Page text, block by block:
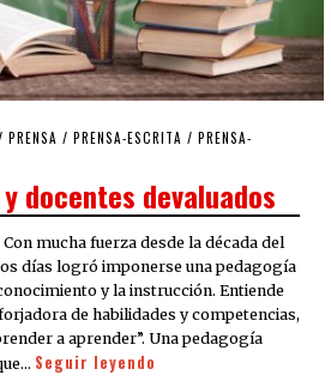
PRENSA / PRENSA-ESCRITA / PRENSA-
docentes devaluados
mucha fuerza desde la década del
días logró imponerse una pedagogía
y la instrucción. Entiende
de habilidades y competencias,
a aprender”. Una pedagogía
Seguir leyendo